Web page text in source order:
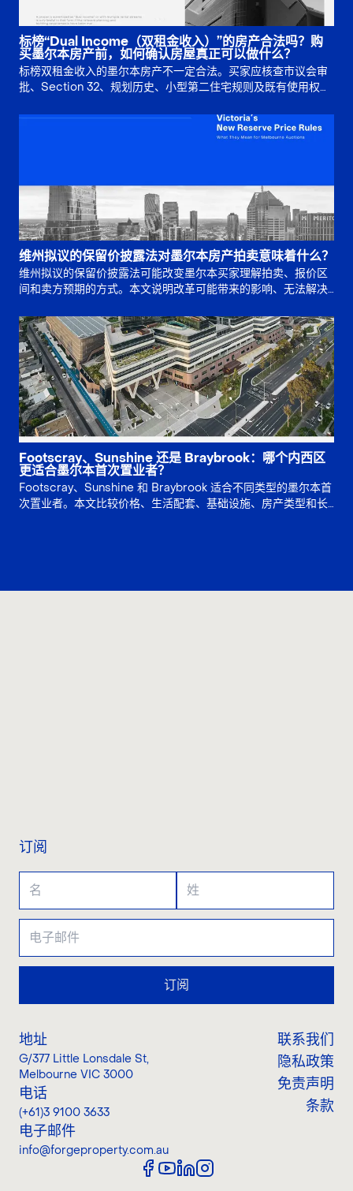
标榜“Dual Income（双租金收入）”的房产合法吗？购
买墨尔本房产前，如何确认房屋真正可以做什么？
标榜双租金收入的墨尔本房产不一定合法。买家应核查市议会审
批、Section 32、规划历史、小型第二住宅规则及既有使用权，
维州拟议的保留价披露法对墨尔本房产拍卖意味着什么？
维州拟议的保留价披露法可能改变墨尔本买家理解拍卖、报价区
间和卖方预期的方式。本文说明改革可能带来的影响、无法解决
Footscray、Sunshine 还是 Braybrook：哪个内西区
更适合墨尔本首次置业者？
Footscray、Sunshine 和 Braybrook 适合不同类型的墨尔本首
次置业者。本文比较价格、生活配套、基础设施、房产类型和长
订阅
订阅
地址
G/377 Little Lonsdale St,
Melbourne VIC 3000
电话
(+61)3 9100 3633
电子邮件
info@forgeproperty.com.au
联系我们
隐私政策
免责声明
条款